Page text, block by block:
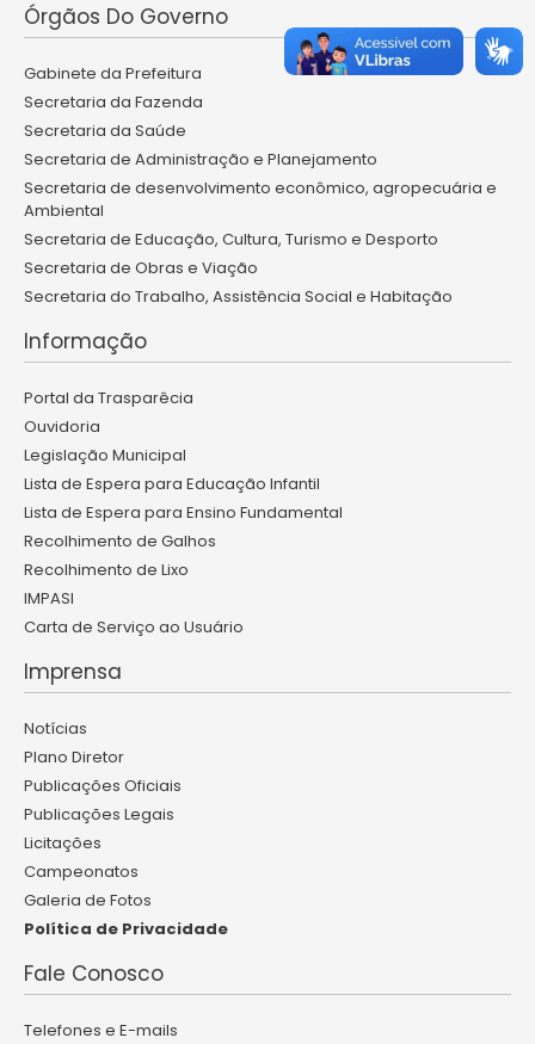
Órgãos Do Governo
Gabinete da Prefeitura
Secretaria da Fazenda
Secretaria da Saúde
Secretaria de Administração e Planejamento
Secretaria de desenvolvimento econômico, agropecuária e
Ambiental
Secretaria de Educação, Cultura, Turismo e Desporto
Secretaria de Obras e Viação
Secretaria do Trabalho, Assistência Social e Habitação
Informação
Portal da Trasparêcia
Ouvidoria
Legislação Municipal
Lista de Espera para Educação Infantil
Lista de Espera para Ensino Fundamental
Recolhimento de Galhos
Recolhimento de Lixo
IMPASI
Carta de Serviço ao Usuário
Imprensa
Notícias
Plano Diretor
Publicações Oficiais
Publicações Legais
Licitações
Campeonatos
Galeria de Fotos
Política de Privacidade
Fale Conosco
Telefones e E-mails